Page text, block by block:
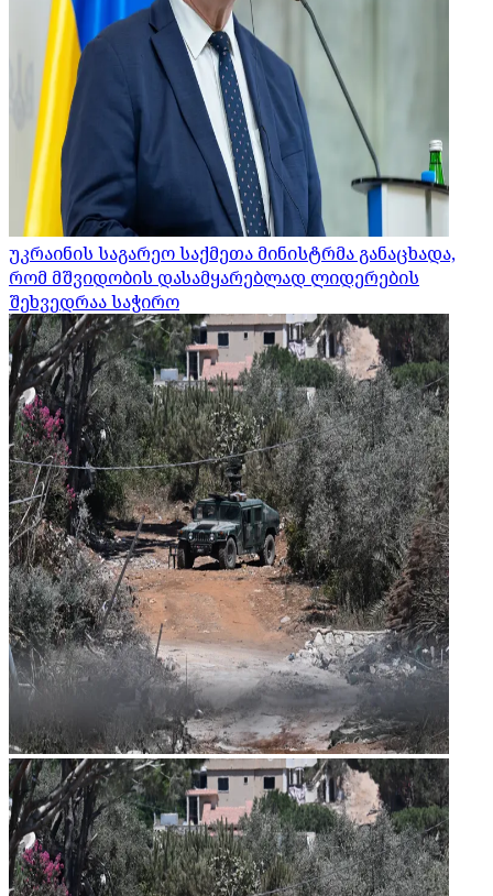
უკრაინის საგარეო საქმეთა მინისტრმა განაცხადა,
რომ მშვიდობის დასამყარებლად ლიდერების
შეხვედრაა საჭირო